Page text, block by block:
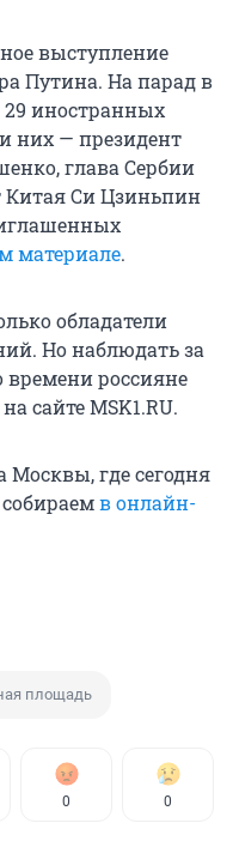
выступление
Путина. На парад в
иностранных
них — президент
глава Сербии
Китая Си Цзиньпин
материале.
обладатели
Но наблюдать за
россияне
сайте MSK1.RU.
Москвы, где сегодня
в онлайн-
площадь
0 0